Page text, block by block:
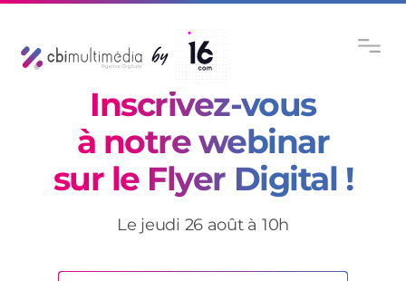
Inscrivez-vous
à notre webinar
sur le Flyer Digital !
Le jeudi 26 août à 10h